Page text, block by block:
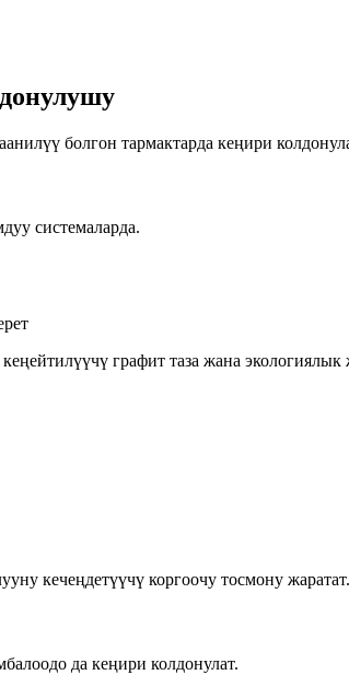
болгон тармактарда кеңири
системаларда.
графит таза жана экологиялык
кечеңдетүүчү коргоочу тосмону жаратат.
да кеңири колдонулат.